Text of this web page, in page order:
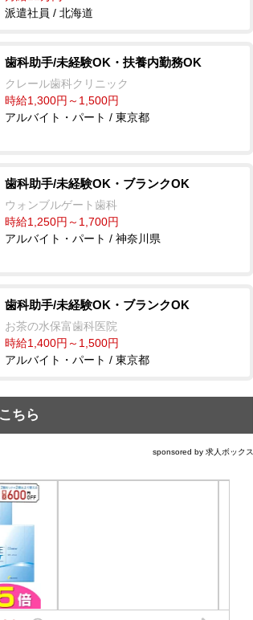
派遣社員 / 北海道
歯科助手/未経験OK・扶養内勤務OK
クレール歯科クリニック
時給1,300円～1,500円
アルバイト・パート / 東京都
歯科助手/未経験OK・ブランクOK
ウォンブルゲート歯科
時給1,250円～1,700円
アルバイト・パート / 神奈川県
歯科助手/未経験OK・ブランクOK
お茶の水保富歯科医院
時給1,400円～1,500円
アルバイト・パート / 東京都
ちら
sponsored by 求人ボックス